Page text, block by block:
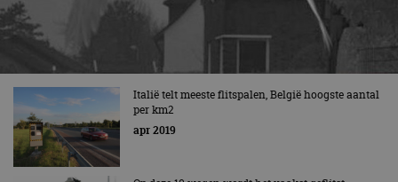
Italië telt meeste flitspalen, België hoogste aantal
per km2
apr 2019